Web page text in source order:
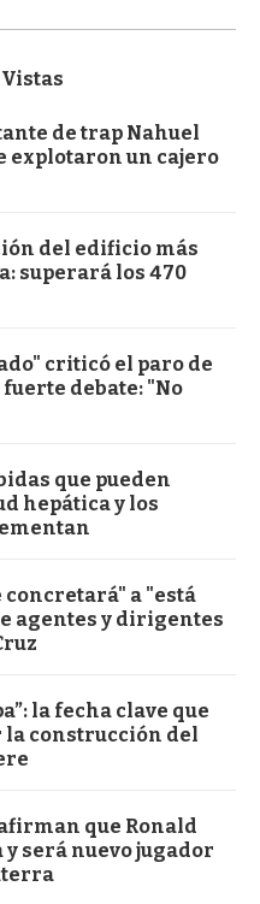
Vistas
de trap Nahuel
explotaron un cajero
del edificio más
superará los 470
criticó el paro de
debate: "No
que pueden
hepática y los
concretará" a "está
agentes y dirigentes
la fecha clave que
construcción del
afirman que Ronald
será nuevo jugador